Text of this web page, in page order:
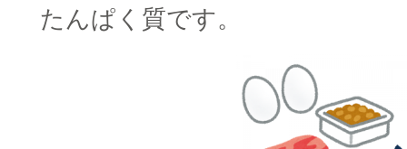
たんぱく質です。